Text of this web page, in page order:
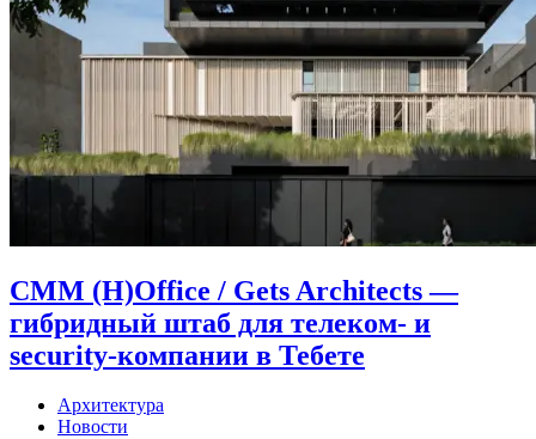
CMM (H)Office / Gets Architects —
гибридный штаб для телеком- и
security-компании в Тебете
Архитектура
Новости